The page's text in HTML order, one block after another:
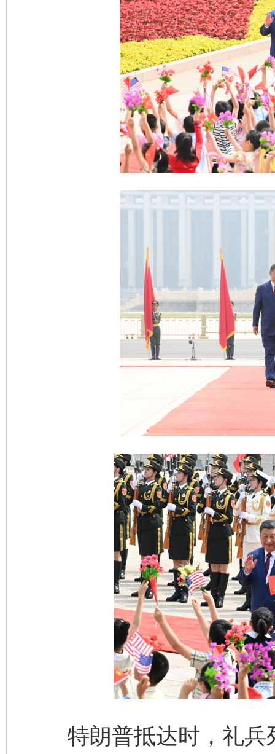
特朗普抵达时，礼兵
完善运行机制助力责任有效落实 一纸欠
东山县通报“牛蛙产品抗生素超标问题” 法
千年窑火 生生不息 一
揭开“小金库”的免责幌子
受贿1.44亿！段成刚被判无期 从幼